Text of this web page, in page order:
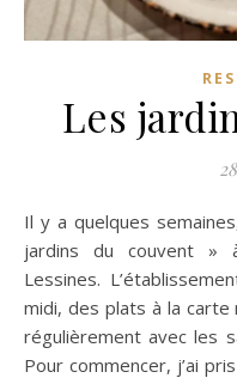
Les
Il y a quelques semaines, je suis allé au restaurant « Les
jardins du couvent »
Lessines.
midi, des plats à la carte
régulièrement avec les
Pour commencer, j’ai